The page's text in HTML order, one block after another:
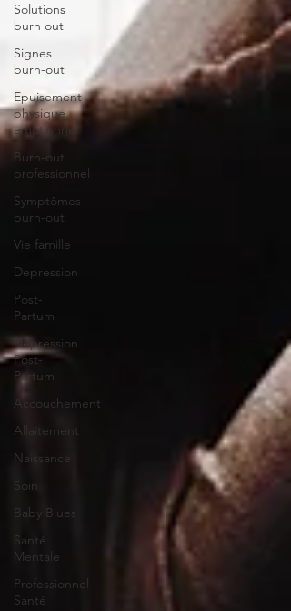
Solutions
burn out
Signes
burn-out
Epuisement
physique
emotionnel
Burn-out
professionnel
Symptômes
burn-out
Vie famille
Depression
Post-
Partum
Dépression
Post-
Partum
Accouchement
Allaitement
Naissance
Soin
Baby Blues
Santé
Mentale
Professionnel
Santé